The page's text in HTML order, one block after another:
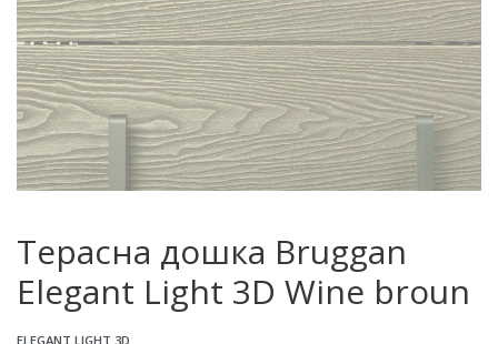
Терасна дошка Bruggan
Elegant Light 3D Wine broun
ELEGANT LIGHT 3D